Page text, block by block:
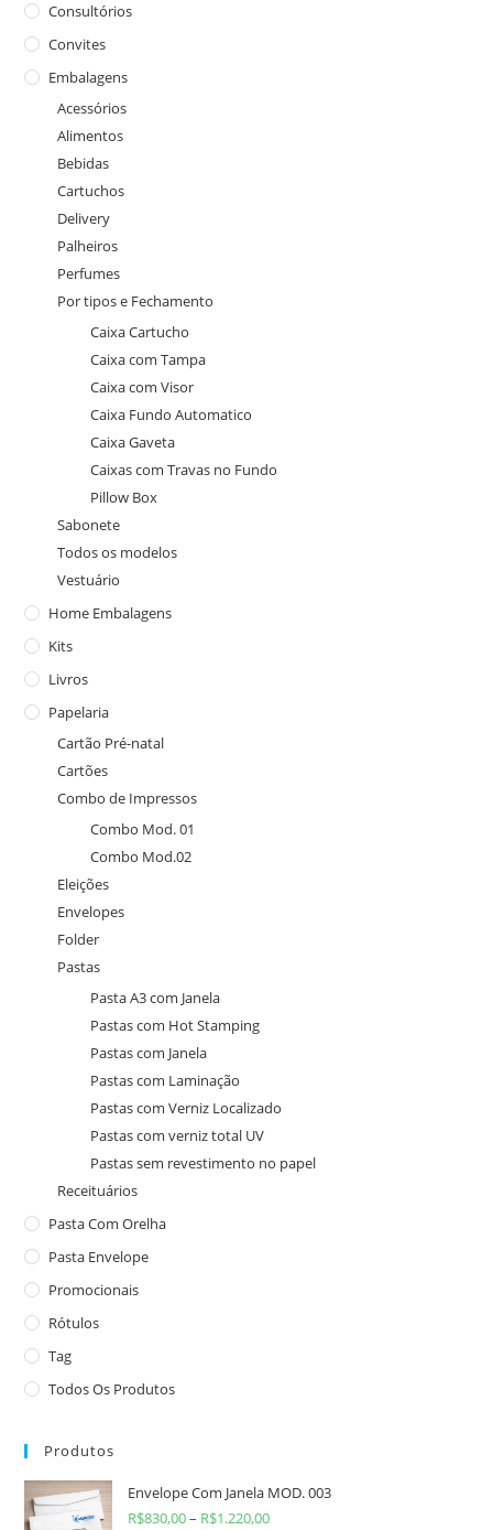
Consultórios
Convites
Embalagens
Acessórios
Alimentos
Bebidas
Cartuchos
Delivery
Palheiros
Perfumes
Por tipos e Fechamento
Caixa Cartucho
Caixa com Tampa
Caixa com Visor
Caixa Fundo Automatico
Caixa Gaveta
Caixas com Travas no Fundo
Pillow Box
Sabonete
Todos os modelos
Vestuário
Home Embalagens
Kits
Livros
Papelaria
Cartão Pré-natal
Cartões
Combo de Impressos
Combo Mod. 01
Combo Mod.02
Eleições
Envelopes
Folder
Pastas
Pasta A3 com Janela
Pastas com Hot Stamping
Pastas com Janela
Pastas com Laminação
Pastas com Verniz Localizado
Pastas com verniz total UV
Pastas sem revestimento no papel
Receituários
Pasta Com Orelha
Pasta Envelope
Promocionais
Rótulos
Tag
Todos Os Produtos
Produtos
Envelope Com Janela MOD. 003
R$830,00– R$1.220,00